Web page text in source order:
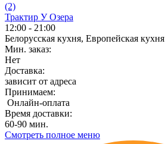
(2)
Трактир У Озера
12:00 - 21:00
Белорусская кухня, Европейская кухня
Мин. заказ:
Нет
Доставка:
зависит от адреса
Принимаем:
Онлайн-оплата
Время доставки:
60-90 мин.
Смотреть полное меню